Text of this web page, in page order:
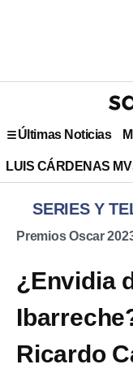
Últimas Noticias
LUIS CÁRDENAS
SERIES Y
Premios Oscar
¿Envidia
Ricardo